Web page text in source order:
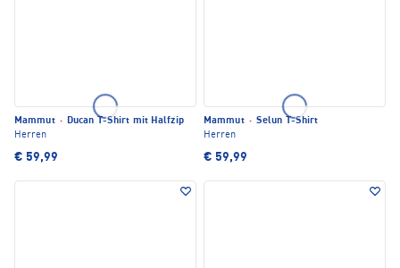
Mammut · Ducan T-Shirt mit Halfzip
Herren
€ 59,99
Mammut · Selun T-Shirt
Herren
€ 59,99